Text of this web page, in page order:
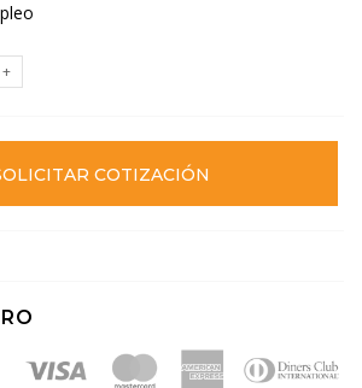
COTIZACIÓN